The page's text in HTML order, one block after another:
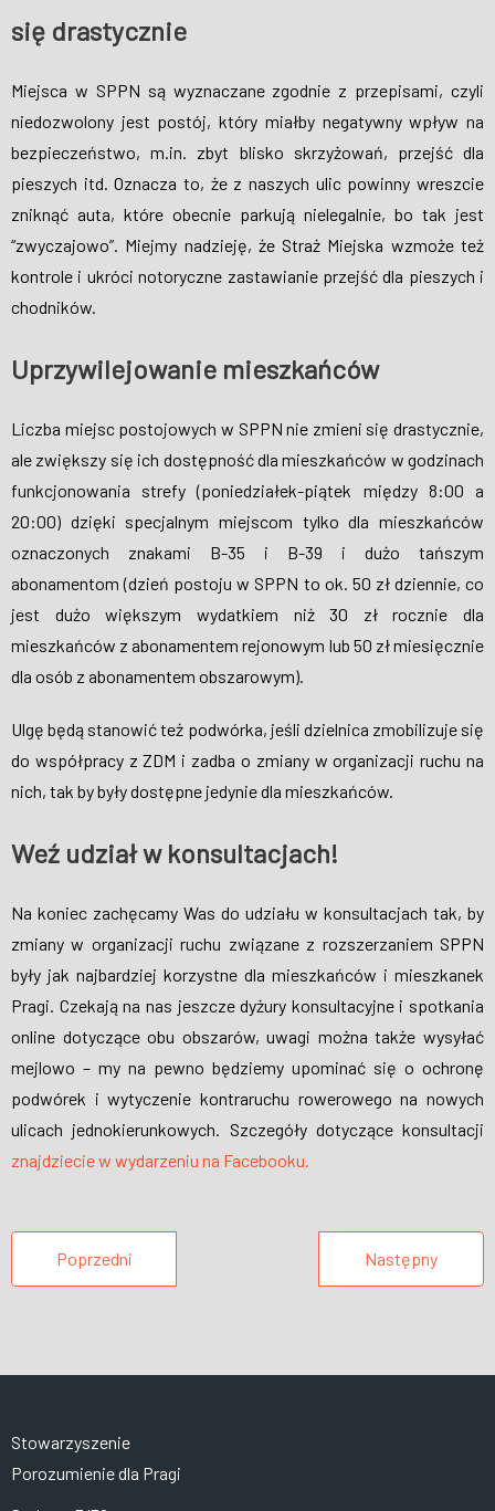
się drastycznie
Miejsca w SPPN są wyznaczane zgodnie z przepisami, czyli
niedozwolony jest postój, który miałby negatywny wpływ na
bezpieczeństwo, m.in. zbyt blisko skrzyżowań, przejść dla
pieszych itd. Oznacza to, że z naszych ulic powinny wreszcie
zniknąć auta, które obecnie parkują nielegalnie, bo tak jest
“zwyczajowo”. Miejmy nadzieję, że Straż Miejska wzmoże też
kontrole i ukróci notoryczne zastawianie przejść dla pieszych i
chodników.
Uprzywilejowanie mieszkańców
Liczba miejsc postojowych w SPPN nie zmieni się drastycznie,
ale zwiększy się ich dostępność dla mieszkańców w godzinach
funkcjonowania strefy (poniedziałek-piątek między 8:00 a
20:00) dzięki specjalnym miejscom tylko dla mieszkańców
oznaczonych znakami B-35 i B-39 i dużo tańszym
abonamentom (dzień postoju w SPPN to ok. 50 zł dziennie, co
jest dużo większym wydatkiem niż 30 zł rocznie dla
mieszkańców z abonamentem rejonowym lub 50 zł miesięcznie
dla osób z abonamentem obszarowym).
Ulgę będą stanowić też podwórka, jeśli dzielnica zmobilizuje się
do współpracy z ZDM i zadba o zmiany w organizacji ruchu na
nich, tak by były dostępne jedynie dla mieszkańców.
Weź udział w konsultacjach!
Na koniec zachęcamy Was do udziału w konsultacjach tak, by
zmiany w organizacji ruchu związane z rozszerzaniem SPPN
były jak najbardziej korzystne dla mieszkańców i mieszkanek
Pragi. Czekają na nas jeszcze dyżury konsultacyjne i spotkania
online dotyczące obu obszarów, uwagi można także wysyłać
mejlowo – my na pewno będziemy upominać się o ochronę
podwórek i wytyczenie kontraruchu rowerowego na nowych
ulicach jednokierunkowych. Szczegóły dotyczące konsultacji
znajdziecie w wydarzeniu na Facebooku.
Poprzedni Następny
Stowarzyszenie
Porozumienie dla Pragi